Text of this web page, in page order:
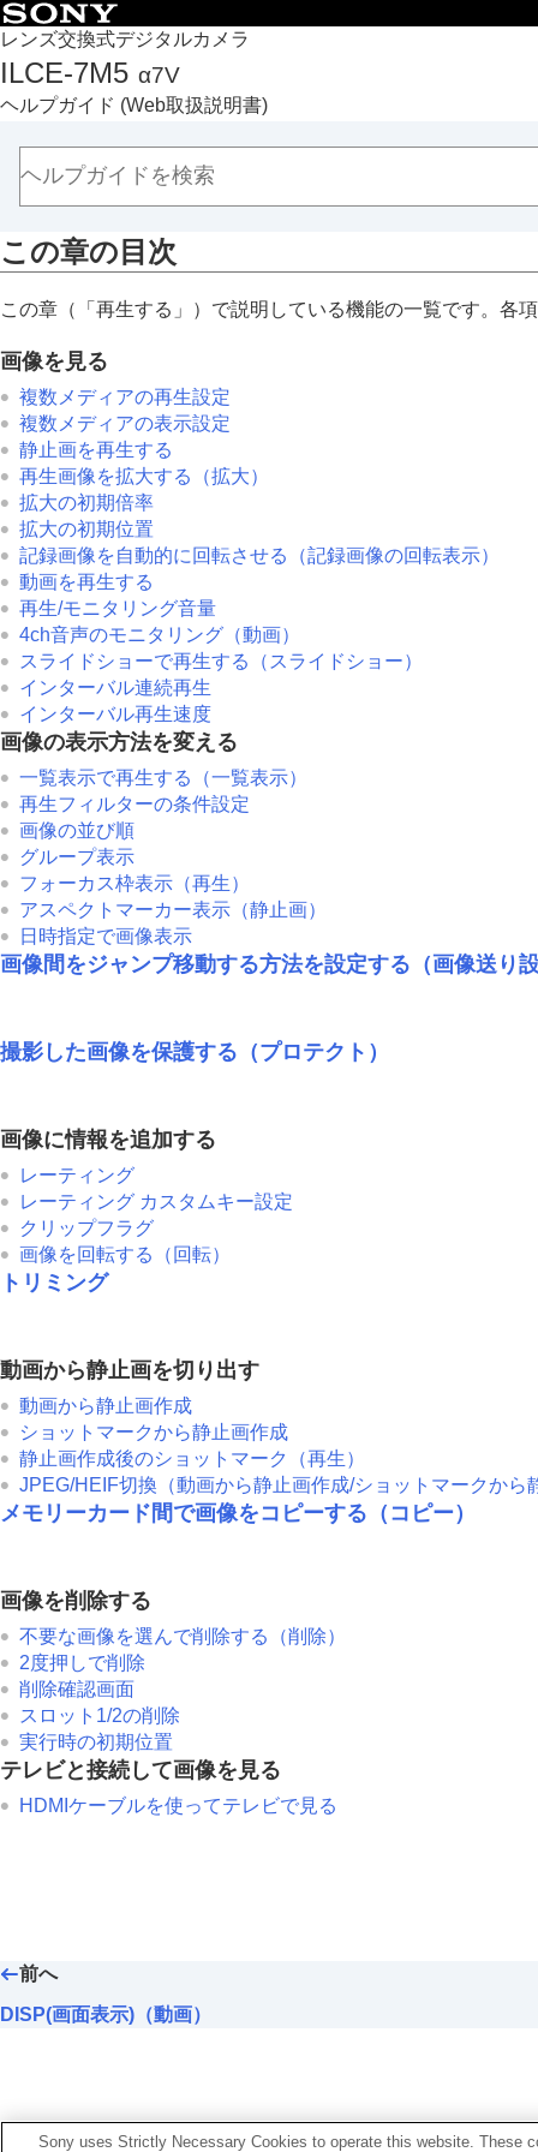
レンズ交換式デジタルカメラ
ILCE-7M5 α7V
ヘルプガイド (Web取扱説明書)
トップページ
ヘルプガイドの使いかた
必ずお読みください
本体と付属品を確認する
本機の基本操作
MENU一覧から機能を探す
撮影機能を活用する
カメラをカスタマイズする
再生する
この章の目次
画像を見る
画像の表示方法を変える
画像間をジャンプ移動する方法を設定する
撮影した画像を保護する（
画像に情報を追加する
トリミング
動画から静止画を切り出す
メモリーカード間で画像をコピーする（
画像を削除する
テレビと接続して画像を見る
カメラの設定を変更する
スマートフォンでできること
パソコンでできること
クラウドサービスを利用する
資料
故障かな？と思ったら
この章の目次
この章（「 再生する 」）で説明している機能の一覧です。各
画像を見る
複数メディアの再生設定
複数メディアの表示設定
静止画を再生する
再生画像を拡大する（拡大）
拡大の初期倍率
拡大の初期位置
記録画像を自動的に回転させる（記録画像の回転表示）
動画を再生する
再生/モニタリング音量
4ch音声のモニタリング （動画）
スライドショーで再生する（ スライドショー）
インターバル連続再生
インターバル再生速度
画像の表示方法を変える
一覧表示で再生する（一覧表示）
再生フィルターの条件設定
画像の並び順
グループ表示
フォーカス枠表示 （再生）
アスペクトマーカー表示 （静止画）
日時指定で画像表示
画像間をジャンプ移動する方法を設定する（画像送り
撮影した画像を保護する（プロテクト ）
画像に情報を追加する
レーティング
レーティング カスタムキー設定
クリップフラグ
画像を回転する（ 回転）
トリミング
動画から静止画を切り出す
動画から静止画作成
ショットマークから静止画作成
静止画作成後のショットマーク（再生）
JPEG/HEIF切換 （動画から静止画作成/ショットマークから
メモリーカード間で画像をコピーする（ コピー）
画像を削除する
不要な画像を選んで削除する（削除）
2度押しで削除
削除確認画面
スロット1/2の削除
実行時の初期位置
テレビと接続して画像を見る
HDMIケーブルを使ってテレビで見る
前へ
DISP(画面表示)（動画）
Sony uses Strictly Necessary Cookies to operate this website. These